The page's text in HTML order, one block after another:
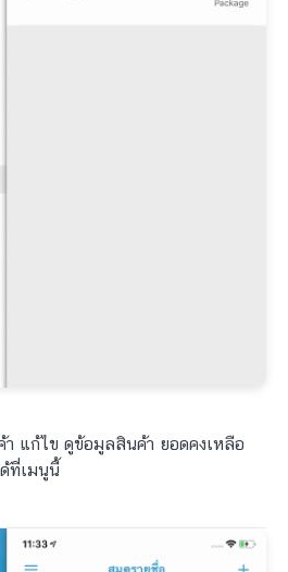
า แก้ไข ดูข้อมูลสินค้า ยอดคงเหลือ
ที่เมนูนี้